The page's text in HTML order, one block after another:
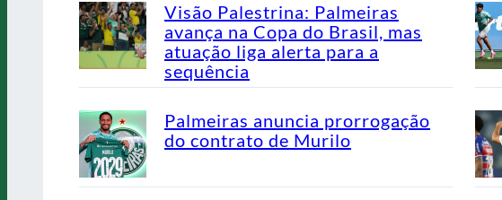
Visão Palestrina: Palmeiras
avança na Copa do Brasil, mas
atuação liga alerta para a
sequência
Palmeiras anuncia prorrogação
do contrato de Murilo